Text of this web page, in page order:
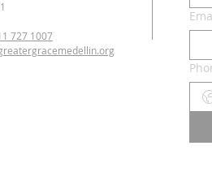
727 1007